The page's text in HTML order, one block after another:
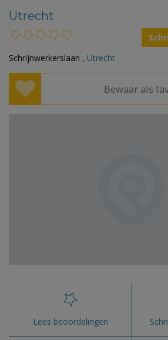
Utrecht
Schrijnwerkerslaan , Utrecht
Bewaar als
Lees beoordelingen